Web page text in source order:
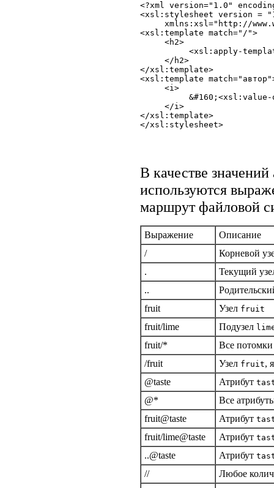
<?xml version="1.0"
<xsl:stylesheet version =
xmlns:xsl="http://
<xsl:template match="/">
     <h2>
<xsl:apply-
     </h2>
</xsl:template>
<xsl:template
     <i>
     </i>
</xsl:template>
В качестве
используются
маршрут файловой
Выражение
Описание
/
Корневой
.
Текущий
..
fruit
Узел fruit
fruit/lime Подузел
fruit/*
Все
/fruit
Узел fruit,
@taste
Атрибут
@*
Все
fruit@taste
Атрибут
fruit/lime@taste Атрибут
..@taste Атрибут
//
Любое